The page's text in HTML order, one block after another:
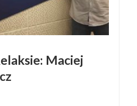
Maciej